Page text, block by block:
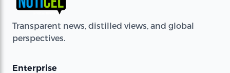
Transparent news, distilled views, and global
perspectives.
Enterprise